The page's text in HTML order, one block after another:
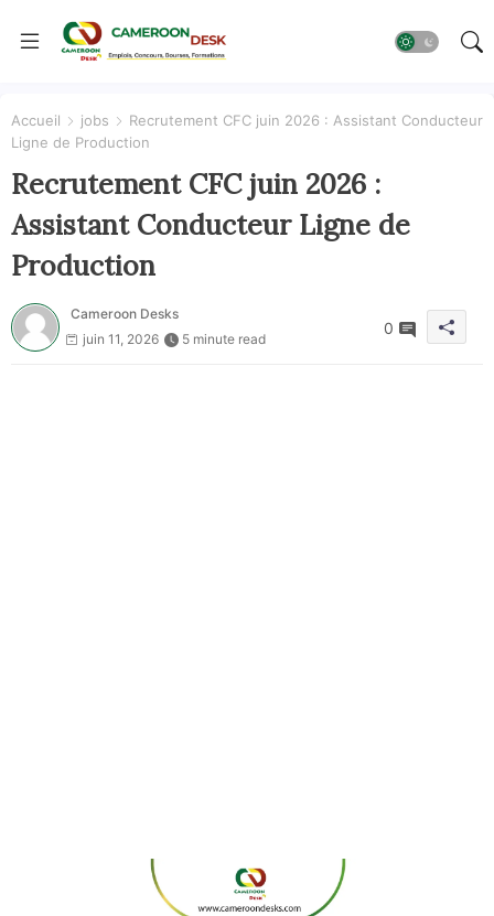
Accueil jobs
Recrutement CFC juin 2026 : Assistant Conducteur
Ligne de Production
Recrutement CFC juin 2026 :
Assistant Conducteur Ligne de
Production
Cameroon Desks
juin 11, 2026
5 minute read
0